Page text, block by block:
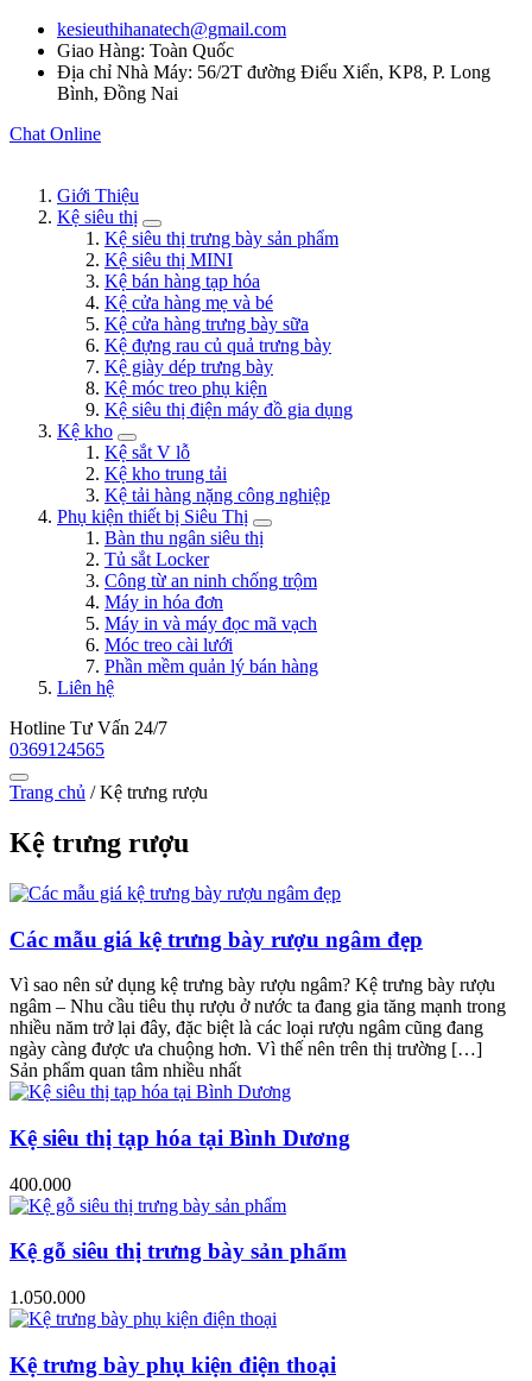
kesieuthihanatech@gmail.com
Giao Hàng: Toàn Quốc
Địa chỉ Nhà Máy: 56/2T đường Điểu Xiển, KP8, P. Long
Bình, Đồng Nai
Chat Online
Giới Thiệu
Kệ siêu thị
Kệ siêu thị trưng bày sản phẩm
Kệ siêu thị MINI
Kệ bán hàng tạp hóa
Kệ cửa hàng mẹ và bé
Kệ cửa hàng trưng bày sữa
Kệ đựng rau củ quả trưng bày
Kệ giày dép trưng bày
Kệ móc treo phụ kiện
Kệ siêu thị điện máy đồ gia dụng
Kệ kho
Kệ sắt V lỗ
Kệ kho trung tải
Kệ tải hàng nặng công nghiệp
Phụ kiện thiết bị Siêu Thị
Bàn thu ngân siêu thị
Tủ sắt Locker
Công từ an ninh chống trộm
Máy in hóa đơn
Máy in và máy đọc mã vạch
Móc treo cài lưới
Phần mềm quản lý bán hàng
Liên hệ
Hotline Tư Vấn 24/7
0369124565
Trang chủ /Kệ trưng rượu
Kệ trưng rượu
Các mẫu giá kệ trưng bày rượu ngâm đẹp
Vì sao nên sử dụng kệ trưng bày rượu ngâm? Kệ trưng bày rượu
ngâm – Nhu cầu tiêu thụ rượu ở nước ta đang gia tăng mạnh trong
nhiều năm trở lại đây, đặc biệt là các loại rượu ngâm cũng đang
ngày càng được ưa chuộng hơn. Vì thế nên trên thị trường […]
Sản phẩm quan tâm nhiều nhất
Kệ siêu thị tạp hóa tại Bình Dương
400.000
Kệ gỗ siêu thị trưng bày sản phẩm
1.050.000
Kệ trưng bày phụ kiện điện thoại